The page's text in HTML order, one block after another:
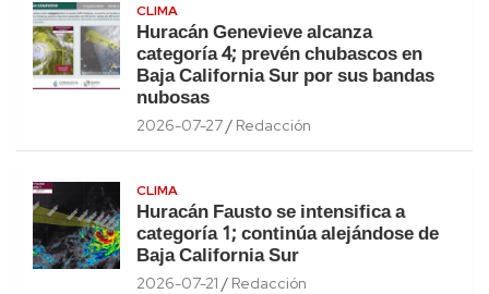
CLIMA
Huracán Genevieve alcanza
categoría 4; prevén chubascos en
Baja California Sur por sus bandas
nubosas
2026-07-27 Redacción
CLIMA
Huracán Fausto se intensifica a
categoría 1; continúa alejándose de
Baja California Sur
2026-07-21 Redacción